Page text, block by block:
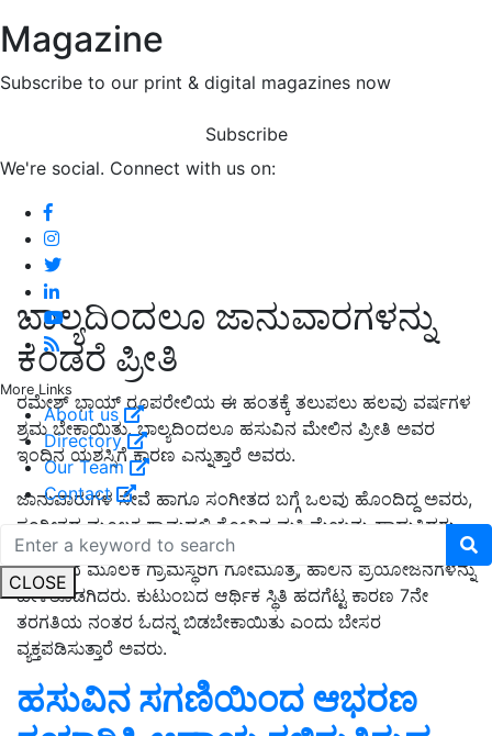
Magazine
Subscribe to our print & digital magazines now
Subscribe
We're social. Connect with us on:
More Links
About us
Directory
Our Team
Contact
CLOSE
ಬಾಲ್ಯದಿಂದಲೂ ಜಾನುವಾರಗಳನ್ನು
ಕಂಡರೆ ಪ್ರೀತಿ
ರಮೇಶ್ ಭಾಯ್ ರೂಪರೇಲಿಯ ಈ ಹಂತಕ್ಕೆ ತಲುಪಲು ಹಲವು ವರ್ಷಗಳ
ಶ್ರಮ ಬೇಕಾಯಿತು. ಬಾಲ್ಯದಿಂದಲೂ ಹಸುವಿನ ಮೇಲಿನ ಪ್ರೀತಿ ಅವರ
ಇಂದಿನ ಯಶಸ್ಸಿಗೆ ಕಾರಣ ಎನ್ನುತ್ತಾರೆ ಅವರು.
ಜಾನುವಾರುಗಳ ಸೇವೆ ಹಾಗೂ ಸಂಗೀತದ ಬಗ್ಗೆ ಒಲವು ಹೊಂದಿದ್ದ ಅವರು,
ಸಂಗೀತದ ಮೂಲಕ ಗ್ರಾಮದಲ್ಲಿ ಗೋವಿನ ಮಹಿಮೆಯನ್ನು ಹಾಡುತ್ತಿದ್ದರು.
ಸಂಗೀತದ ಮೂಲಕ ಗ್ರಾಮಸ್ಥರಿಗೆ ಗೋಮೂತ್ರ, ಹಾಲಿನ ಪ್ರಯೋಜನಗಳನ್ನು
ಹೇಳತೊಡಗಿದರು. ಕುಟುಂಬದ ಆರ್ಥಿಕ ಸ್ಥಿತಿ ಹದಗೆಟ್ಟ ಕಾರಣ 7ನೇ
ತರಗತಿಯ ನಂತರ ಓದನ್ನ ಬಿಡಬೇಕಾಯಿತು ಎಂದು ಬೇಸರ
ವ್ಯಕ್ತಪಡಿಸುತ್ತಾರೆ ಅವರು.
ಹಸುವಿನ ಸಗಣಿಯಿಂದ ಆಭರಣ